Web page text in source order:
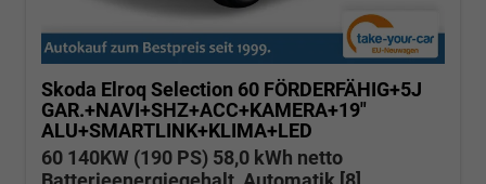
Skoda Elroq Selection 60 FÖRDERFÄHIG+5J
GAR.+NAVI+SHZ+ACC+KAMERA+19"
ALU+SMARTLINK+KLIMA+LED
60 140KW (190 PS) 58,0 kWh netto